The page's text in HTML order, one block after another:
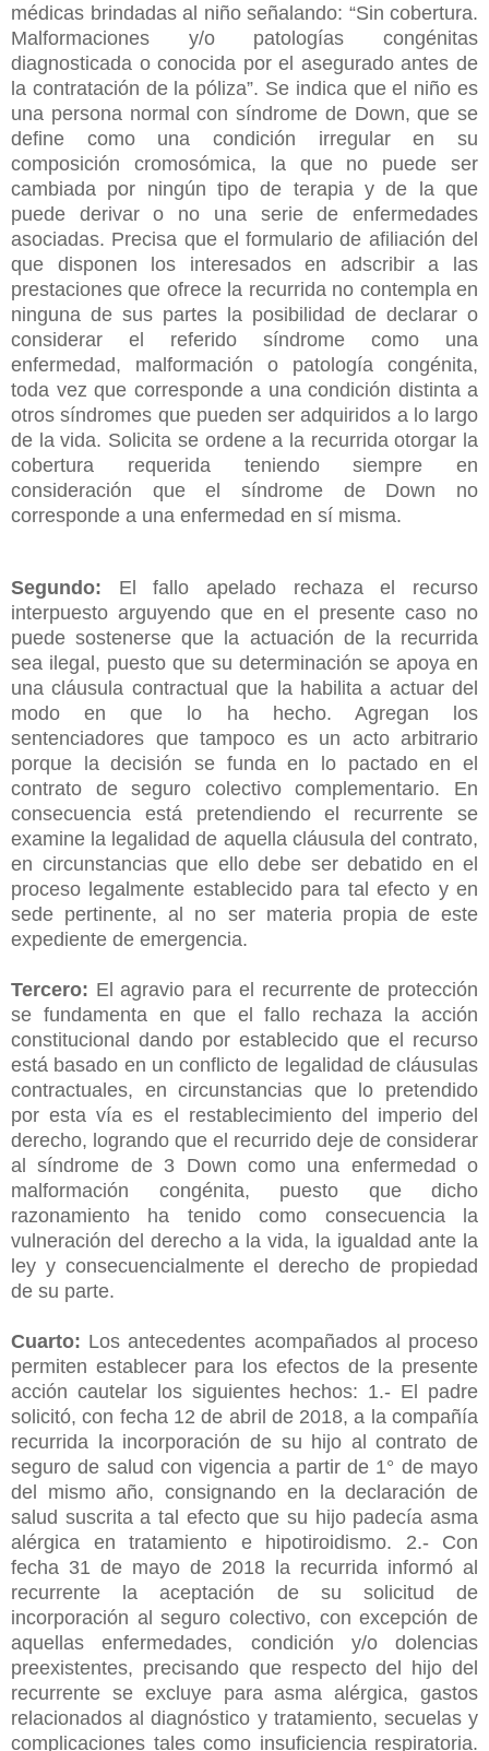
médicas brindadas al niño señalando: “Sin cobertura.
Malformaciones y/o patologías congénitas
diagnosticada o conocida por el asegurado antes de
la contratación de la póliza”. Se indica que el niño es
una persona normal con síndrome de Down, que se
define como una condición irregular en su
composición cromosómica, la que no puede ser
cambiada por ningún tipo de terapia y de la que
puede derivar o no una serie de enfermedades
asociadas. Precisa que el formulario de afiliación del
que disponen los interesados en adscribir a las
prestaciones que ofrece la recurrida no contempla en
ninguna de sus partes la posibilidad de declarar o
considerar el referido síndrome como una
enfermedad, malformación o patología congénita,
toda vez que corresponde a una condición distinta a
otros síndromes que pueden ser adquiridos a lo largo
de la vida. Solicita se ordene a la recurrida otorgar la
cobertura requerida teniendo siempre en
consideración que el síndrome de Down no
corresponde a una enfermedad en sí misma.
Segundo: El fallo apelado rechaza el recurso
interpuesto arguyendo que en el presente caso no
puede sostenerse que la actuación de la recurrida
sea ilegal, puesto que su determinación se apoya en
una cláusula contractual que la habilita a actuar del
modo en que lo ha hecho. Agregan los
sentenciadores que tampoco es un acto arbitrario
porque la decisión se funda en lo pactado en el
contrato de seguro colectivo complementario. En
consecuencia está pretendiendo el recurrente se
examine la legalidad de aquella cláusula del contrato,
en circunstancias que ello debe ser debatido en el
proceso legalmente establecido para tal efecto y en
sede pertinente, al no ser materia propia de este
expediente de emergencia.
Tercero: El agravio para el recurrente de protección
se fundamenta en que el fallo rechaza la acción
constitucional dando por establecido que el recurso
está basado en un conflicto de legalidad de cláusulas
contractuales, en circunstancias que lo pretendido
por esta vía es el restablecimiento del imperio del
derecho, logrando que el recurrido deje de considerar
al síndrome de 3 Down como una enfermedad o
malformación congénita, puesto que dicho
razonamiento ha tenido como consecuencia la
vulneración del derecho a la vida, la igualdad ante la
ley y consecuencialmente el derecho de propiedad
de su parte.
Cuarto: Los antecedentes acompañados al proceso
permiten establecer para los efectos de la presente
acción cautelar los siguientes hechos: 1.- El padre
solicitó, con fecha 12 de abril de 2018, a la compañía
recurrida la incorporación de su hijo al contrato de
seguro de salud con vigencia a partir de 1° de mayo
del mismo año, consignando en la declaración de
salud suscrita a tal efecto que su hijo padecía asma
alérgica en tratamiento e hipotiroidismo. 2.- Con
fecha 31 de mayo de 2018 la recurrida informó al
recurrente la aceptación de su solicitud de
incorporación al seguro colectivo, con excepción de
aquellas enfermedades, condición y/o dolencias
preexistentes, precisando que respecto del hijo del
recurrente se excluye para asma alérgica, gastos
relacionados al diagnóstico y tratamiento, secuelas y
complicaciones tales como insuficiencia respiratoria.